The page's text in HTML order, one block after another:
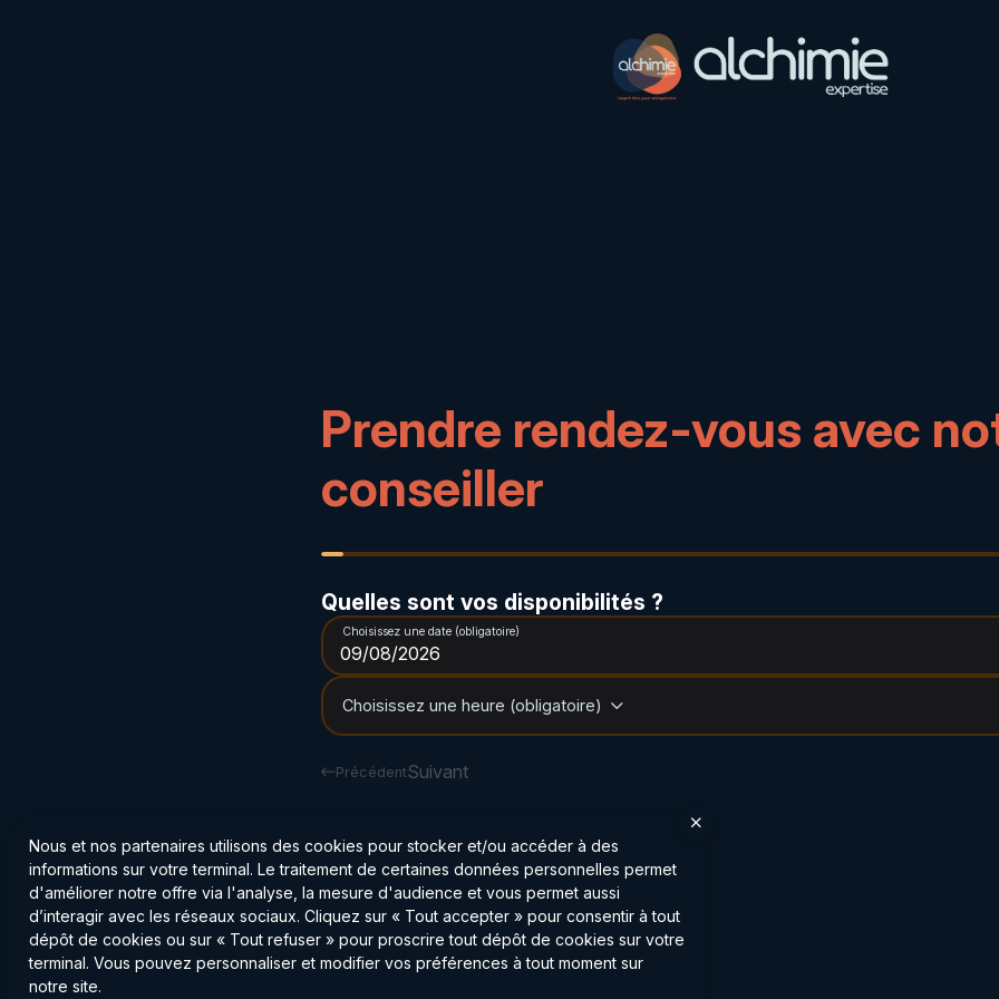
Prendre rendez-vous avec
conseiller
Quelles sont vos disponibilités ?
Choisissez une date (obligatoire)
Choisissez une heure (obligatoire)
PrécédentSuivant
Nous et nos partenaires utilisons des cookies pour stocker et/ou accéder à des
informations sur votre terminal. Le traitement de certaines données personnelles permet
d'améliorer notre offre via l'analyse, la mesure d'audience et vous permet aussi
d’interagir avec les réseaux sociaux. Cliquez sur « Tout accepter » pour consentir à tout
dépôt de cookies ou sur « Tout refuser » pour proscrire tout dépôt de cookies sur votre
terminal. Vous pouvez personnaliser et modifier vos préférences à tout moment sur
notre site.